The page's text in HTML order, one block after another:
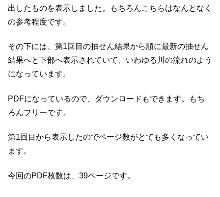
出したものを表示しました。もちろんこちらはなんとなく
の参考程度です。
その下には、第1回目の抽せん結果から順に最新の抽せん
結果へと下部へ表示されていて、いわゆる川の流れのよう
になっています。
PDFになっているので、ダウンロードもできます。もち
ろんフリーです。
第1回目から表示したのでページ数がとても多くなってい
ます。
今回のPDF枚数は、39ページです。